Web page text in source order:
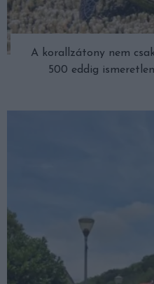
A korallzátony nem
500 eddig